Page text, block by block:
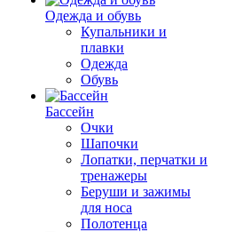
Одежда и обувь
Купальники и
плавки
Одежда
Обувь
Бассейн
Очки
Шапочки
Лопатки, перчатки и
тренажеры
Беруши и зажимы
для носа
Полотенца